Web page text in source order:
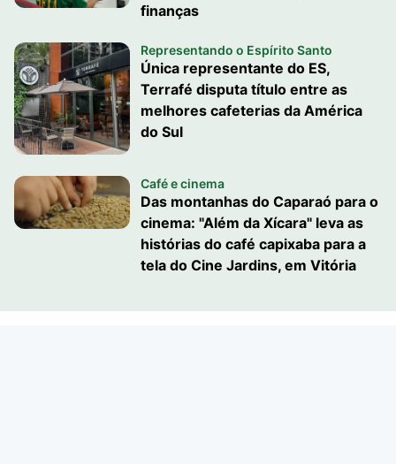
finanças
Representando o Espírito Santo
Única representante do ES,
Terrafé disputa título entre as
melhores cafeterias da América
do Sul
Café e cinema
Das montanhas do Caparaó para o
cinema: "Além da Xícara" leva as
histórias do café capixaba para a
tela do Cine Jardins, em Vitória